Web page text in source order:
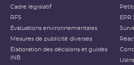
Cadre législatif
RFS
Évaluations environnementales
Mesures de publicité diverses
Élaboration des décisions et guides
INB
EPR